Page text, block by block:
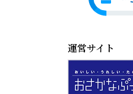
運営サイト